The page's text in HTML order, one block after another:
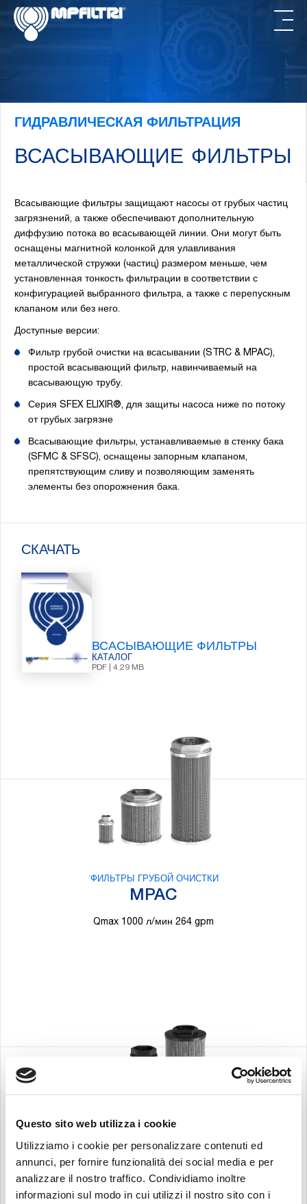
Questo sito web utilizza i cookie
Utilizziamo i cookie per personalizzare contenuti ed
annunci, per fornire funzionalità dei social media e per
analizzare il nostro traffico. Condividiamo inoltre
informazioni sul modo in cui utilizzi il nostro sito con i
Skip
Skip
footer
ГИДРАВЛИЧЕСКАЯ ФИЛЬТРАЦИЯ
ВСАСЫВАЮЩИЕ ФИЛЬТРЫ
Всасывающие фильтры защищают насосы от грубых частиц
загрязнений, а также обеспечивают дополнительную
диффузию потока во всасывающей линии. Они могут быть
оснащены магнитной колонкой для улавливания
металлической стружки (частиц) размером меньше, чем
установленная тонкость фильтрации в соответствии с
конфигурацией выбранного фильтра, а также с перепускным
клапаном или без него.
Доступные версии:
Фильтр грубой очистки на всасывании (STRC & MPAC),
простой всасывающий фильтр, навинчиваемый на
всасывающую трубу.
Серия SFEX ELIXIR®, для защиты насоса ниже по потоку
от грубых загрязне
Всасывающие фильтры, устанавливаемые в стенку бака
(SFMC & SFSC), оснащены запорным клапаном,
препятствующим сливу и позволяющим заменять
элементы без опорожнения бака.
СКАЧАТЬ
ВСАСЫВАЮЩИЕ ФИЛЬТРЫ
КАТАЛОГ
PDF | 4.29 MB
СВЯЗАННЫЕ
ПРОДУКТЫ
‘ФИЛЬТРЫ ГРУБОЙ ОЧИСТКИ
MPAC
Qmax 1000 л/мин 264 gpm
‘ФИЛЬТРЫ ГРУБОЙ ОЧИСТКИ
STRC
Qmax 1000 л/мин 264 gpm